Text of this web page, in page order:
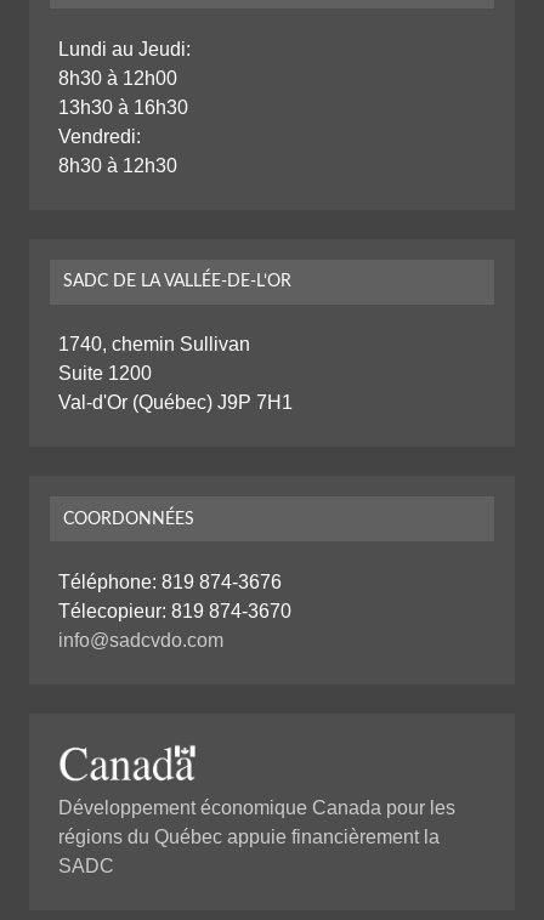
Lundi au Jeudi:
8h30 à 12h00
13h30 à 16h30
Vendredi:
8h30 à 12h30
SADC DE LA VALLÉE-DE-L’OR
1740, chemin Sullivan
Suite 1200
Val-d'Or (Québec) J9P 7H1
COORDONNÉES
Téléphone: 819 874-3676
Télecopieur: 819 874-3670
info@sadcvdo.com
Développement économique Canada pour les
régions du Québec appuie financièrement la
SADC